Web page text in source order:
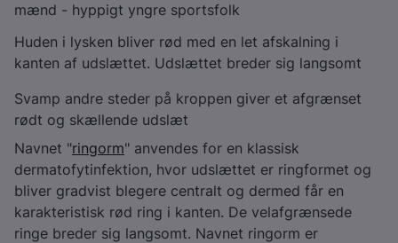
mænd - hyppigt yngre sportsfolk
Huden i lysken bliver rød med en let afskalning i
kanten af udslættet. Udslættet breder sig langsomt
Svamp andre steder på kroppen giver et afgrænset
rødt og skællende udslæt
Navnet "ringorm" anvendes for en klassisk
dermatofytinfektion, hvor udslættet er ringformet og
bliver gradvist blegere centralt og dermed får en
karakteristisk rød ring i kanten. De velafgrænsede
ringe breder sig langsomt. Navnet ringorm er